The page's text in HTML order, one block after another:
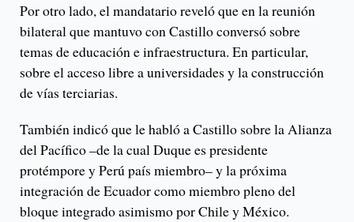
Por otro lado, el mandatario reveló que en la reunión
bilateral que mantuvo con Castillo conversó sobre
temas de educación e infraestructura. En particular,
sobre el acceso libre a universidades y la construcción
de vías terciarias.
También indicó que le habló a Castillo sobre la Alianza
del Pacífico –de la cual Duque es presidente
protémpore y Perú país miembro– y la próxima
integración de Ecuador como miembro pleno del
bloque integrado asimismo por Chile y México.